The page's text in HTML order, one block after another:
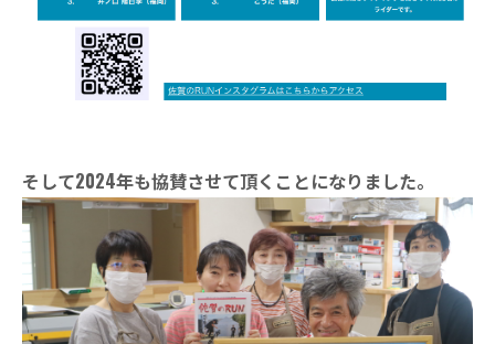
そして2024年も協賛させて頂くことになりました。